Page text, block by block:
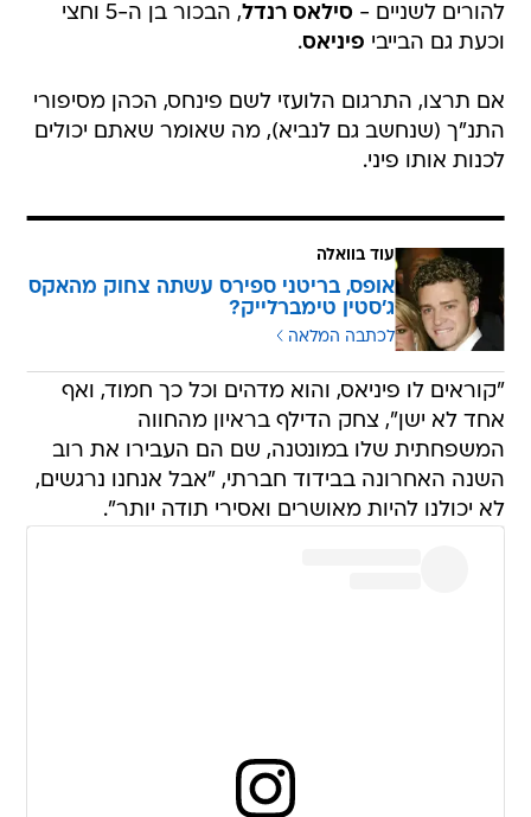
להורים לשניים -סילאס רנדל
, הבכור בן ה-5 וחצי
וכעת גם הבייבי פיניאס.
אם תרצו, התרגום הלועזי לשם פינחס, הכהן מסיפורי
התנ"ך (שנחשב גם לנביא), מה שאומר שאתם יכולים
לכנות אותו פיני.
עוד בוואלה
אופס, בריטני ספירס עשתה צחוק מהאקס
ג'סטין טימברלייק?
לכתבה המלאה
"קוראים לו פיניאס, והוא מדהים וכל כך חמוד, ואף
אחד לא ישן", צחק הדילף בראיון מהחווה
המשפחתית שלו במונטנה, שם הם העבירו את רוב
השנה האחרונה בבידוד חברתי, "אבל אנחנו נרגשים,
לא יכולנו להיות מאושרים ואסירי תודה יותר".